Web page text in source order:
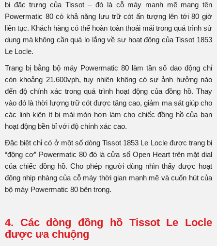
bị đặc trưng của Tissot – đó là cỗ máy mạnh mẽ mang tên
Powermatic 80 có khả năng lưu trữ cót ấn tượng lên tới 80 giờ
liên tục. Khách hàng có thể hoàn toàn thoải mái trong quá trình sử
dụng mà không cần quá lo lắng về sự hoạt động của Tissot 1853
Le Locle.
Trang bị bằng bộ máy Powermatic 80 làm tần số dao động chỉ
còn khoảng 21.600vph, tuy nhiên không có sự ảnh hưởng nào
đến độ chính xác trong quá trình hoạt động của đồng hồ. Thay
vào đó là thời lượng trữ cót được tăng cao, giảm ma sát giúp cho
các linh kiện ít bị mài mòn hơn làm cho chiếc đồng hồ của bạn
hoạt động bền bỉ với độ chính xác cao.
Đặc biệt chỉ có ở một số dòng Tissot 1853 Le Locle được trang bị
“động cơ” Powermatic 80 đó là cửa sổ Open Heart trên mặt dial
của chiếc đồng hồ. Cho phép người dùng nhìn thấy được hoạt
động nhịp nhàng của cỗ máy thời gian mạnh mẽ và cuốn hút của
bộ máy Powermatic 80 bên trong.
4. Các dòng đồng hồ Tissot Le Locle
được ưa chuộng